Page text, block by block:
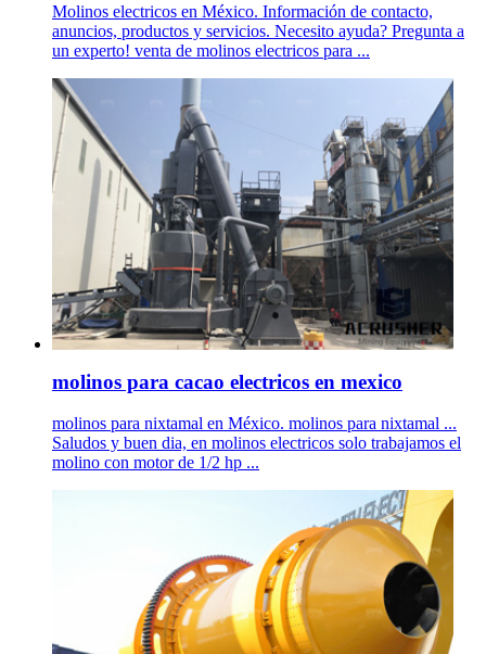
Molinos electricos en México. Información de contacto,
anuncios, productos y servicios. Necesito ayuda? Pregunta a
un experto! venta de molinos electricos para ...
molinos para cacao electricos en mexico
molinos para nixtamal en México. molinos para nixtamal ...
Saludos y buen dia, en molinos electricos solo trabajamos el
molino con motor de 1/2 hp ...